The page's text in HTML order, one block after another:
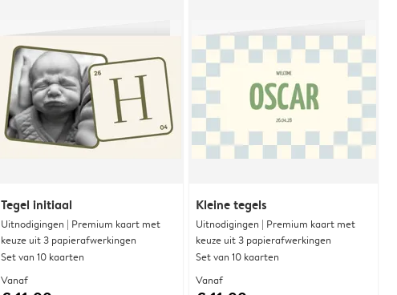
Tegel initiaal
Uitnodigingen | Premium kaart met
keuze uit 3 papierafwerkingen
Set van 10 kaarten
Vanaf
Kleine tegels
Uitnodigingen | Premium kaart met
keuze uit 3 papierafwerkingen
Set van 10 kaarten
Vanaf